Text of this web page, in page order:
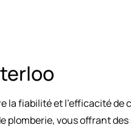
la fiabilité et l’efficacité
vous offrant